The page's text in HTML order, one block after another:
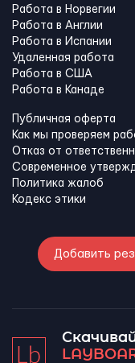
Работа в Норвегии
Работа в Англии
Работа в Испании
Удаленная работа
Работа в США
Работа в Канадe
Публичная оферта
Как мы проверяем
Отказ от
Современное
Политика жалоб
Кодекс этики
Добавить